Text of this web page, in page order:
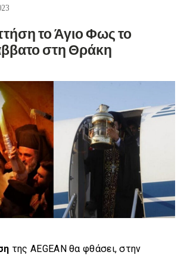
το Άγιο Φως το
στη Θράκη
της AEGEAN θα φθάσει, στην